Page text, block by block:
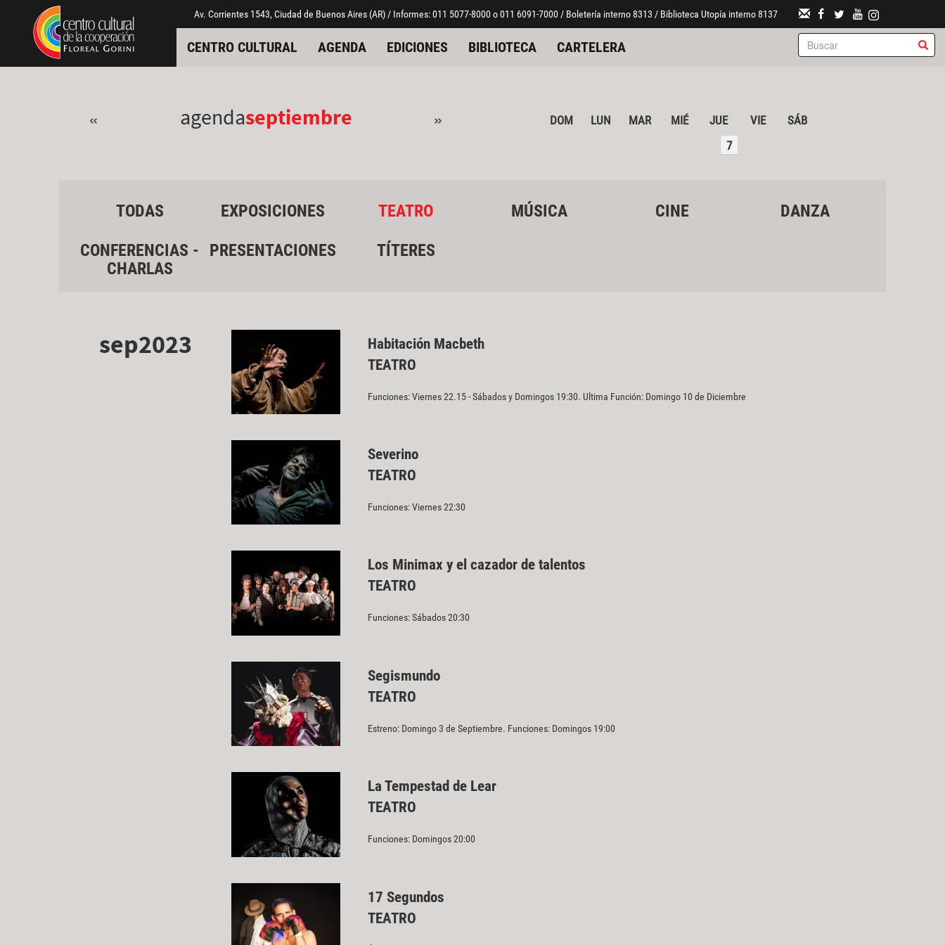
Pasar al contenido principal
Jump to main content Av. Corrientes 1543, Ciudad de Buenos Aires (AR) / Informes: 011 5077-8000 o 011 6091-7000 / Boletería interno 8313 / Biblioteca Utopía interno 8137
CENTRO CULTURAL AGENDA EDICIONES BIBLIOTECA CARTELERA
« agendaseptiembre » DOM LUN MAR MIÉ JUE VIE
SÁB
7
TODAS EXPOSICIONES TEATRO MÚSICA CINE
DANZA
CONFERENCIAS -
CHARLAS
PRESENTACIONES TÍTERES
sep2023
Habitación Macbeth
TEATRO
Funciones: Viernes 22.15 - Sábados y Domingos 19:30. Ultima Función: Domingo 10 de Diciembre
Severino
TEATRO
Funciones: Viernes 22:30
Los Minimax y el cazador de talentos
TEATRO
Funciones: Sábados 20:30
Segismundo
TEATRO
Estreno: Domingo 3 de Septiembre. Funciones: Domingos 19:00
La Tempestad de Lear
TEATRO
Funciones: Domingos 20:00
17 Segundos
TEATRO